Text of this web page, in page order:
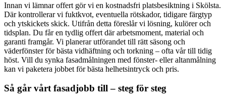
Innan vi lämnar offert gör vi en kostnadsfri platsbesiktning i Skölsta.
Där kontrollerar vi fuktkvot, eventuella rötskador, tidigare färgtyp
och ytskickets skick. Utifrån detta föreslår vi lösning, kulörer och
tidsplan. Du får en tydlig offert där arbetsmoment, material och
garanti framgår. Vi planerar utförandet till rätt säsong och
väderfönster för bästa vidhäftning och torkning – ofta vår till tidig
höst. Vill du synka fasadmålningen med fönster- eller altanmålning
kan vi paketera jobbet för bästa helhetsintryck och pris.
Så går vårt fasadjobb till – steg för steg